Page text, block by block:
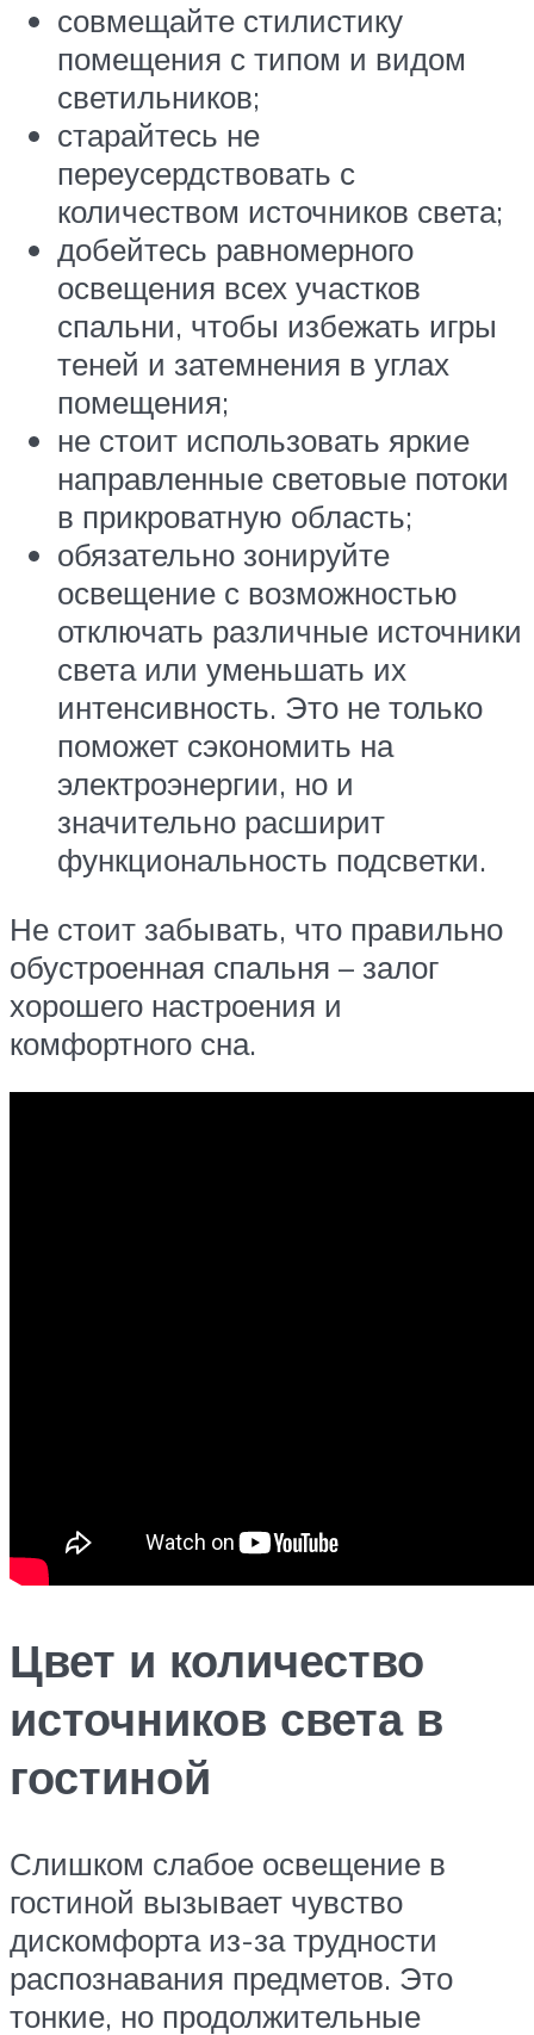
совмещайте стилистику
помещения с типом и видом
светильников;
старайтесь не
переусердствовать с
количеством источников света;
добейтесь равномерного
освещения всех участков
спальни, чтобы избежать игры
теней и затемнения в углах
помещения;
не стоит использовать яркие
направленные световые потоки
в прикроватную область;
обязательно зонируйте
освещение с возможностью
отключать различные источники
света или уменьшать их
интенсивность. Это не только
поможет сэкономить на
электроэнергии, но и
значительно расширит
функциональность подсветки.
Не стоит забывать, что правильно
обустроенная спальня – залог
хорошего настроения и
комфортного сна.
Цвет и количество
источников света в
гостиной
Слишком слабое освещение в
гостиной вызывает чувство
дискомфорта из-за трудности
распознавания предметов. Это
тонкие, но продолжительные